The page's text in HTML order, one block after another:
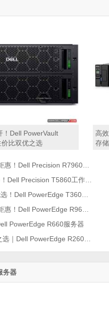
！Dell PowerVault
比双优之选
高
存
Precision R7960机架式工作站焕新来袭
T5860工作站性能解析+限时促销
PowerEdge T360服务器限时促销
R960服务器赋能企业核心业务
PowerEdge R660服务器
PowerEdge R260服务器爆款促销来袭
务器